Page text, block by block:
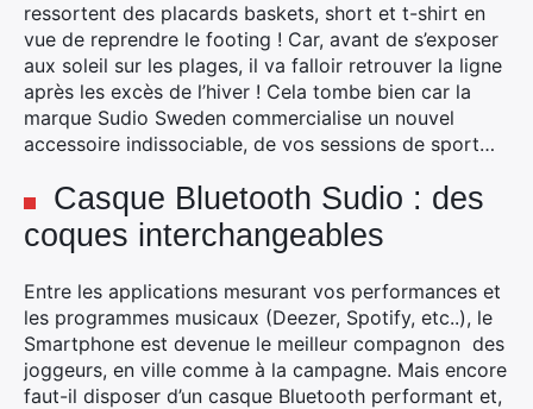
ressortent des placards baskets, short et t-shirt en
vue de reprendre le footing ! Car, avant de s’exposer
aux soleil sur les plages, il va falloir retrouver la ligne
après les excès de l’hiver ! Cela tombe bien car la
marque Sudio Sweden commercialise un nouvel
accessoire indissociable, de vos sessions de sport…
Casque Bluetooth Sudio : des
coques interchangeables
Entre les applications mesurant vos performances et
les programmes musicaux (Deezer, Spotify, etc..), le
Smartphone est devenue le meilleur compagnon des
joggeurs, en ville comme à la campagne. Mais encore
faut-il disposer d’un casque Bluetooth performant et,